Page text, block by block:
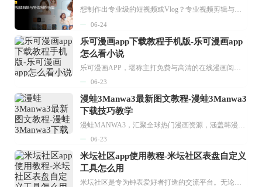
想制作出专业级的短视频或Vlog？专业视频剪辑与特效制作大全专题为你提供了从剪辑、抠像到特效包装的全套解决方案。无论是添加炫酷的片头、进行精准的视频抠图，还是制...
06-24
乐可漫画app下载教程手机版-乐可漫画app
怎么看小说
乐可漫画APP，堪称主打免费与高清的在线漫画阅读神器。其官方版提供海量完整版漫画资源，无论是国内漫画，还是日漫、韩漫、台漫、美漫等国外漫画，应有尽有，随时供你阅读。只需轻点一下，便能直接进入阅读界面。不仅如此，乐可漫画最新版本更新速度极快，在这里，你总能抢先看到全网一手漫画章节内容！...
06-23
漫蛙3Manwa3最新图文教程-漫蛙3Manwa3
下载技巧教学
漫蛙MANWA3，汇聚全球热门漫画资源，涵盖韩漫、欧美漫画、国漫等多种类型，题材丰富多样，全方位满足用户阅读喜好。它不仅是阅读平台，更是创作平台，为广大用户打造零门槛创作环境。...
06-23
米坛社区app使用教程-米坛社区表盘自定义
工具怎么用
米坛社区是专为钟表爱好者打造的交流平台。无论你是初涉钟表领域的普通爱好者，还是拥有多年收藏经验的资深玩家，都能在此找到属于自己的天地。 无需注册，就能轻松参与其中。通过专业的讨论论坛与丰富的交互功能，你可与世界各地的钟表爱好者畅快交流。若你钟情于钟表，米坛社区无疑是值得一试的理想之选。在这里，你能获取最新的手表资讯，交流见解，提升鉴赏品味，让每一块手表都成为收藏故事中重要的一部分。感兴趣的朋友，不要错过下载机会。...